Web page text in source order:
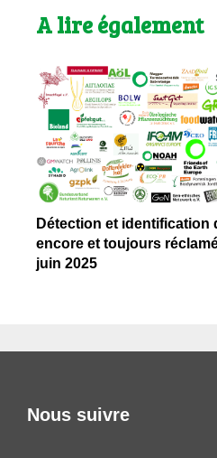
A lire également
Détection et identification
encore et toujours
juin 2025
Nous suivre